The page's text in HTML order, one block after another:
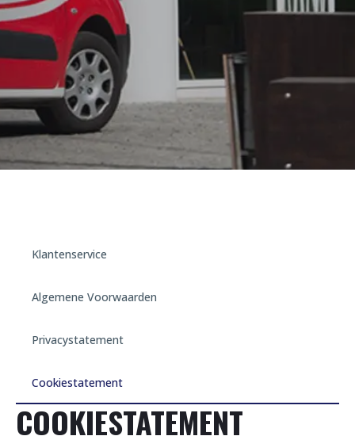
Klantenservice
Algemene Voorwaarden
Privacystatement
Cookiestatement
COOKIESTATEMENT